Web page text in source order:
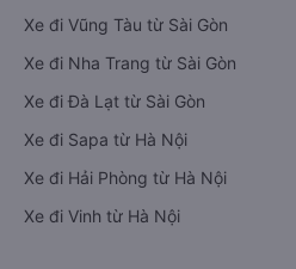
Xe đi Vũng Tàu từ Sài Gòn
Xe đi Nha Trang từ Sài Gòn
Xe đi Đà Lạt từ Sài Gòn
Xe đi Sapa từ Hà Nội
Xe đi Hải Phòng từ Hà Nội
Xe đi Vinh từ Hà Nội